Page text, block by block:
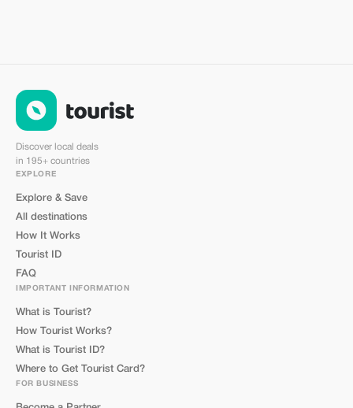
Discover local deals
in 195+ countries
EXPLORE
Explore & Save
All destinations
How It Works
Tourist ID
FAQ
IMPORTANT INFORMATION
What is Tourist?
How Tourist Works?
What is Tourist ID?
Where to Get Tourist Card?
FOR BUSINESS